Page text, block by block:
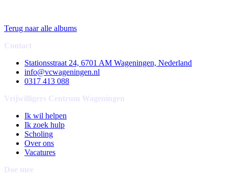
Terug naar alle albums
Contact
Stationsstraat 24, 6701 AM Wageningen, Nederland
info@vcwageningen.nl
0317 413 088
Vrijwilligers Centrum Wageningen
Ik wil helpen
Ik zoek hulp
Scholing
Over ons
Vacatures
Doe mee